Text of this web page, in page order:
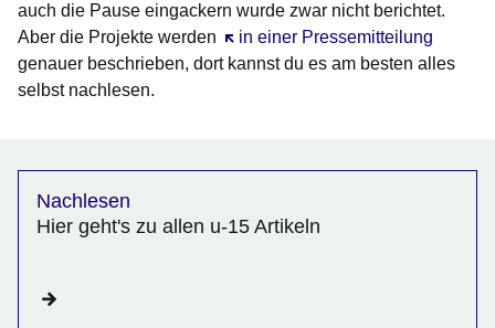
auch die Pause eingackern wurde zwar nicht berichtet.
Aber die Projekte werden
in einer Pressemitteilung
Öffnet sich in einem neuen Fenster
genauer beschrieben, dort kannst du es am besten alles
selbst nachlesen.
Nachlesen
Hier geht's zu allen u-15 Artikeln